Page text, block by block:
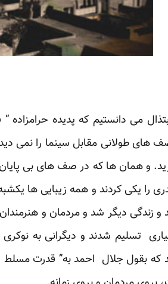
می دانستیم که پدیده
های طولانی مقابل سینما را نمی
و همان ها که در صف های بی
را یکی کردند و همه زیبایی ها
و زندگی دیگر شد و مردمان و
تسلیم شدند و دیگرانی به نوکری
که بقول جلال احمد به” قدرت مسلط